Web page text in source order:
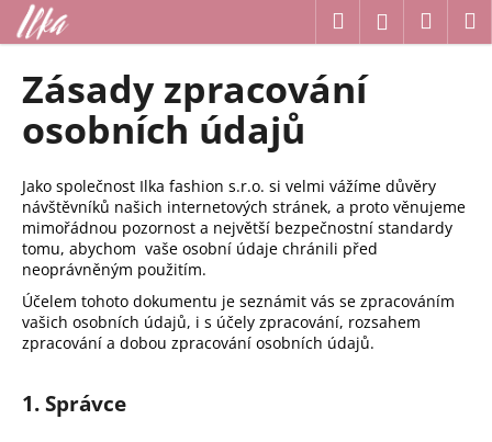
Přejít
na
obsah
Hledat Přihlášení
Zásady zpracování
osobních údajů
Jako společnost Ilka fashion s.r.o. si velmi vážíme důvěry
návštěvníků našich internetových stránek, a proto věnujeme
mimořádnou pozornost a největší bezpečnostní standardy
tomu, abychom vaše osobní údaje chránili před
neoprávněným použitím.
Účelem tohoto dokumentu je seznámit vás se zpracováním
vašich osobních údajů, i s účely zpracování, rozsahem
zpracování a dobou zpracování osobních údajů.
1. Správce
o
C
o
p
o
t
ř
e
b
u
e